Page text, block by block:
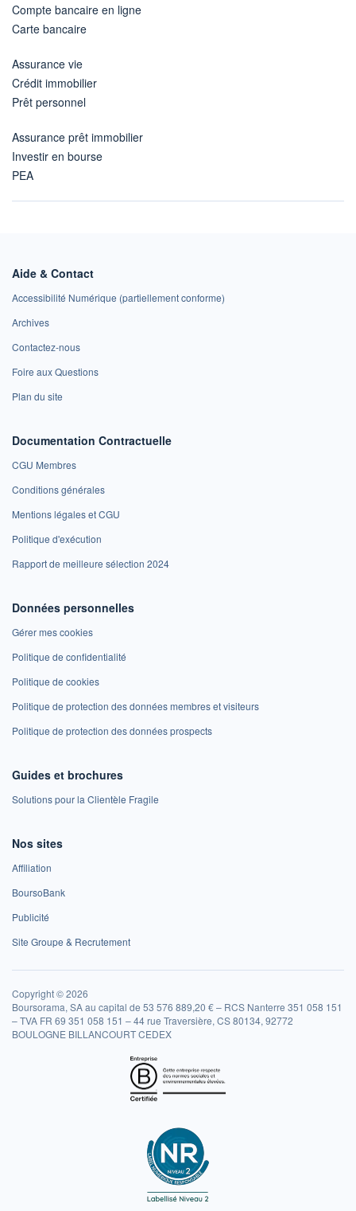
Compte bancaire en ligne
Carte bancaire
Assurance vie
Crédit immobilier
Prêt personnel
Assurance prêt immobilier
Investir en bourse
PEA
Aide & Contact
Accessibilité Numérique (partiellement conforme)
Archives
Contactez-nous
Foire aux Questions
Plan du site
Documentation Contractuelle
CGU Membres
Conditions générales
Mentions légales et CGU
Politique d'exécution
Rapport de meilleure sélection 2024
Données personnelles
Gérer mes cookies
Politique de confidentialité
Politique de cookies
Politique de protection des données membres et visiteurs
Politique de protection des données prospects
Guides et brochures
Solutions pour la Clientèle Fragile
Nos sites
Affiliation
BoursoBank
Publicité
Site Groupe & Recrutement
Copyright © 2026
Boursorama, SA au capital de 53 576 889,20 € – RCS Nanterre 351 058 151
– TVA FR 69 351 058 151 – 44 rue Traversière, CS 80134, 92772
BOULOGNE BILLANCOURT CEDEX